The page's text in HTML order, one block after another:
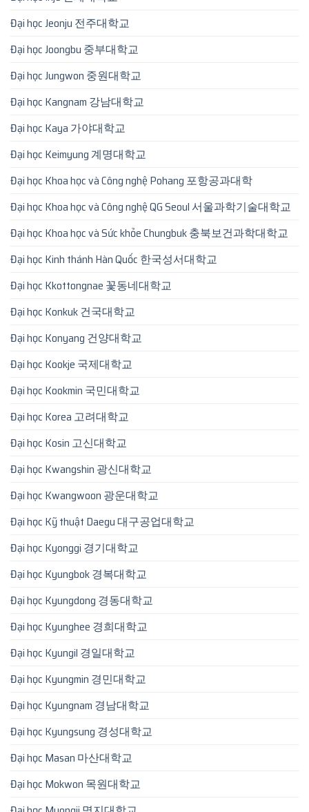
Đại học Jeonju 전주대학교
Đại học Joongbu 중부대학교
Đại học Jungwon 중원대학교
Đại học Kangnam 강남대학교
Đại học Kaya 가야대학교
Đại học Keimyung 계명대학교
Đại học Khoa học và Công nghệ Pohang 포항공과대학
Đại học Khoa học và Công nghệ QG Seoul 서울과학기술대학교
Đại học Khoa học và Sức khỏe Chungbuk 충북보건과학대학교
Đại học Kinh thánh Hàn Quốc 한국성서대학교
Đại học Kkottongnae 꽃동네대학교
Đại học Konkuk 건국대학교
Đại học Konyang 건양대학교
Đại học Kookje 국제대학교
Đại học Kookmin 국민대학교
Đại học Korea 고려대학교
Đại học Kosin 고신대학교
Đại học Kwangshin 광신대학교
Đại học Kwangwoon 광운대학교
Đại học Kỹ thuật Daegu 대구공업대학교
Đại học Kyonggi 경기대학교
Đại học Kyungbok 경복대학교
Đại học Kyungdong 경동대학교
Đại học Kyunghee 경희대학교
Đại học Kyungil 경일대학교
Đại học Kyungmin 경민대학교
Đại học Kyungnam 경남대학교
Đại học Kyungsung 경성대학교
Đại học Masan 마산대학교
Đại học Mokwon 목원대학교